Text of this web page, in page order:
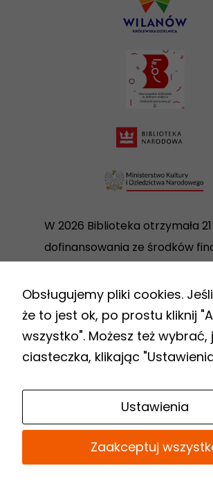
W 2026 Biblioteka otrzymała 21
dofinansowania ze środków
Narodowego w ramach
Programu Biblioteki Narodowej
zdalny dostęp do nowości
wydawniczych”.
Link
do
Biuletynu
Obsługujemy pliki cookies.
że to jest ok, po prostu kliknij
wszystko". Możesz też wybrać,
ciasteczka, klikając
Ustawienia
Zaakceptuj